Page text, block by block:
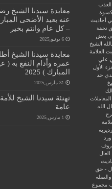
العذب
كسوة
أحاديث
تحفة
في بعض
الشيخ
العلامة
علي
الأول
حد
الله
- حق
والصلة
مجموع
معايدة سيدنا الشيخ
– كل عام وانتم بخير
6 يونيو,2025
معايدة سيدنا الشيخ
عمره وأدام النفع به (
المبارك ) 2025
31 مارس,2025
تهنئة سيدنا الشيخ
عامة
1 مارس,2025